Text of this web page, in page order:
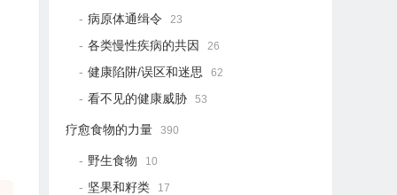
病原体通缉令 23
各类慢性疾病的共因 26
健康陷阱/误区和迷思 62
看不见的健康威胁 53
疗愈食物的力量 390
野生食物 10
坚果和籽类 17